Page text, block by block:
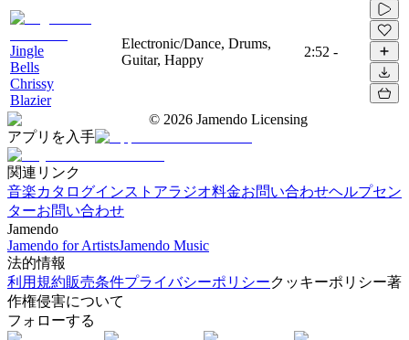
Jingle
Bells
Chrissy
Blazier
Electronic/Dance, Drums,
Guitar, Happy
2:52 -
© 2026 Jamendo Licensing
アプリを入手
関連リンク
音楽カタログインストアラジオ料金お問い合わせヘルプセン
ターお問い合わせ
Jamendo
Jamendo for ArtistsJamendo Music
法的情報
利用規約販売条件プライバシーポリシークッキーポリシー著
作権侵害について
フォローする